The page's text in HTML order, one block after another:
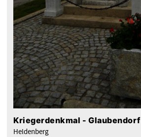
Kriegerdenkmal - Glaubendorf
Heldenberg